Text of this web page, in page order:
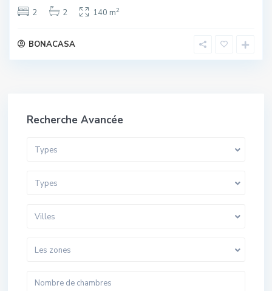
2
2 140 m2
BONACASA
Recherche Avancée
Types
Types
Villes
Les zones